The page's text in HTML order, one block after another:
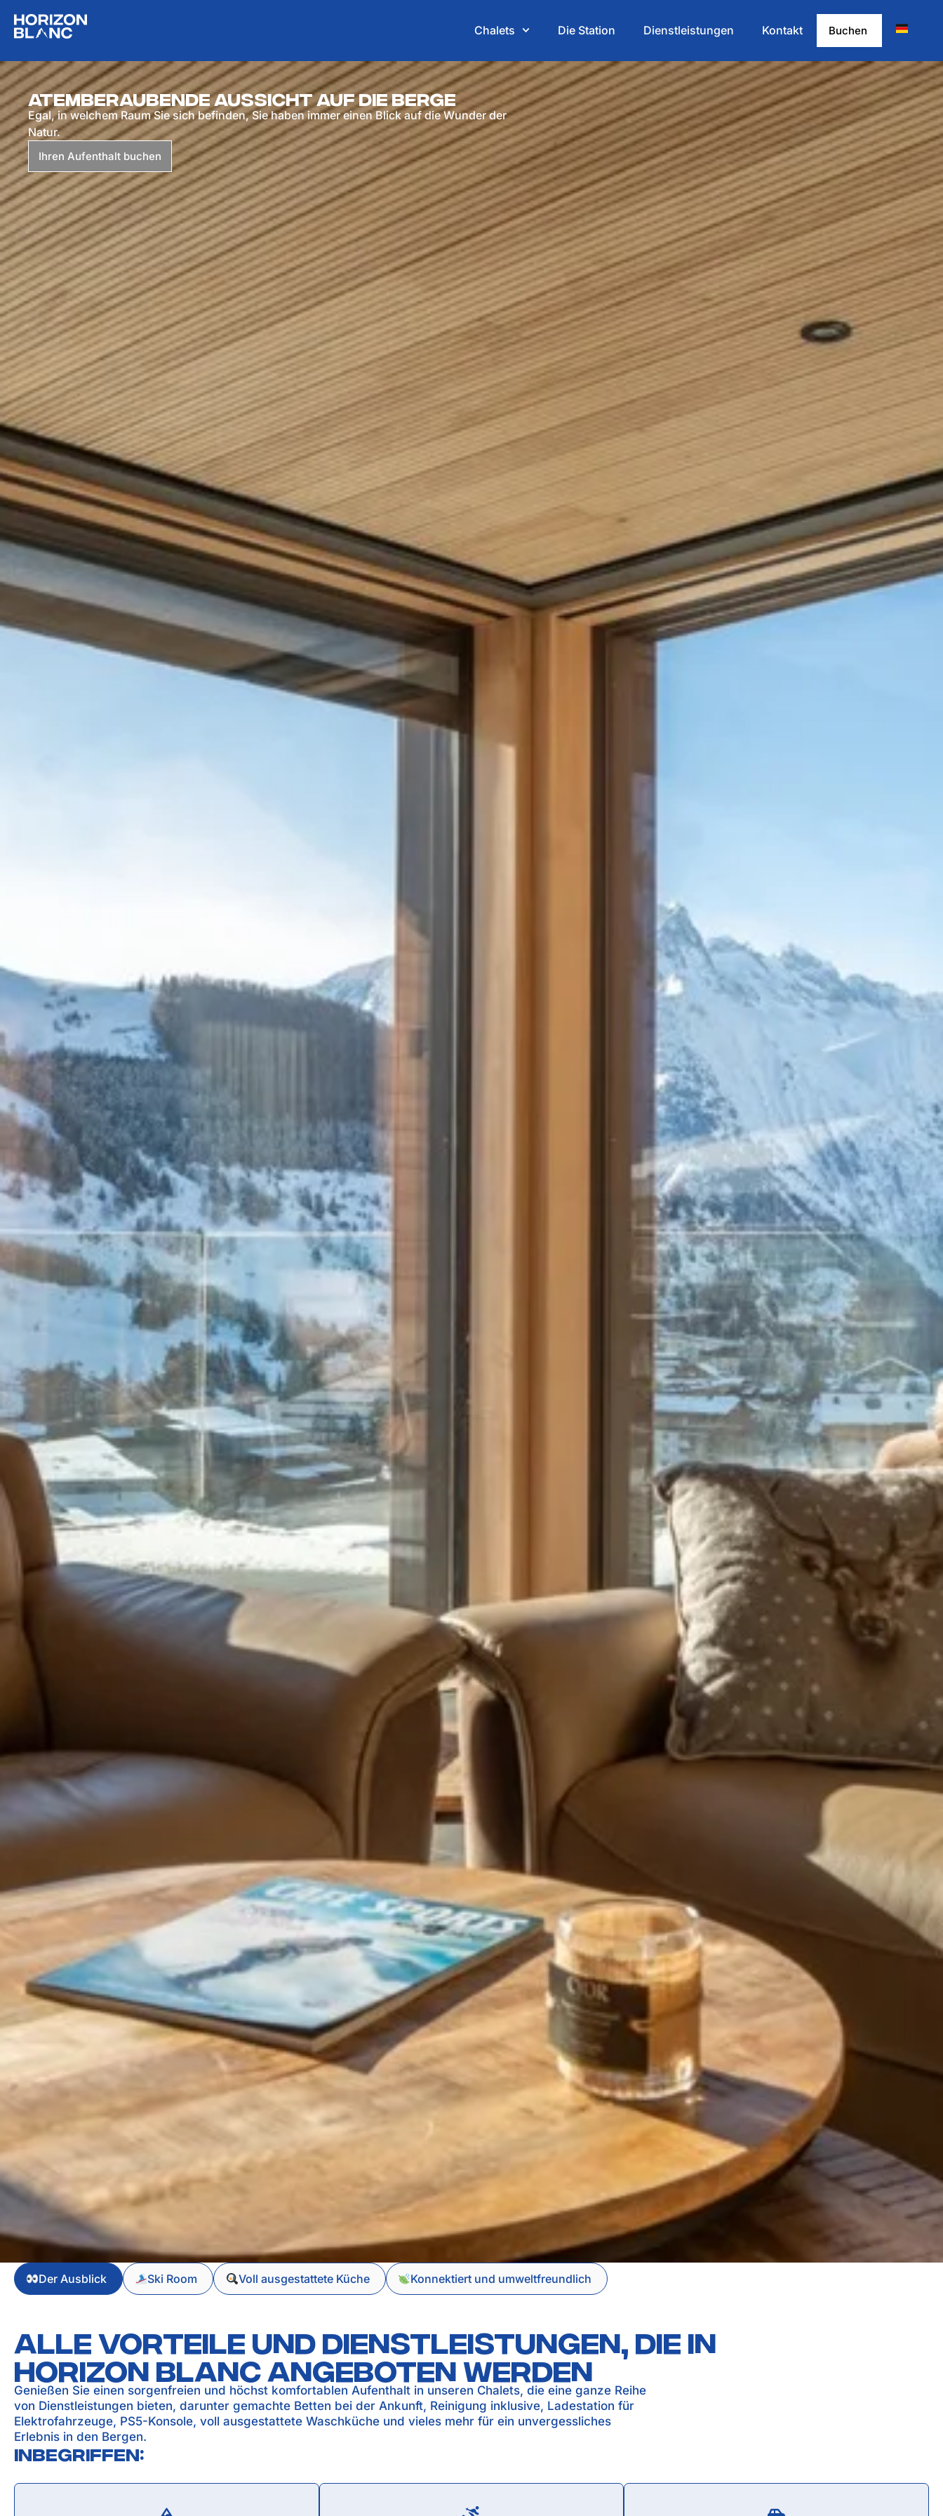
Buchen
Chalets Die Station Dienstleistungen Kontakt
Der Ausblick Ski Room Voll ausgestattete Küche Konnektiert und umweltfreundlich
Atemberaubende Aussicht auf die Berge
Egal, in welchem Raum Sie sich befinden, Sie haben immer einen Blick auf die Wunder der
Natur.
Ihren Aufenthalt buchen
Alle Vorteile und Dienstleistungen, die in
horizon blanc angeboten werden
Genießen Sie einen sorgenfreien und höchst komfortablen Aufenthalt in unseren Chalets, die eine ganze Reihe
von Dienstleistungen bieten, darunter gemachte Betten bei der Ankunft, Reinigung inklusive, Ladestation für
Elektrofahrzeuge, PS5-Konsole, voll ausgestattete Waschküche und vieles mehr für ein unvergessliches
Erlebnis in den Bergen.
Inbegriffen: